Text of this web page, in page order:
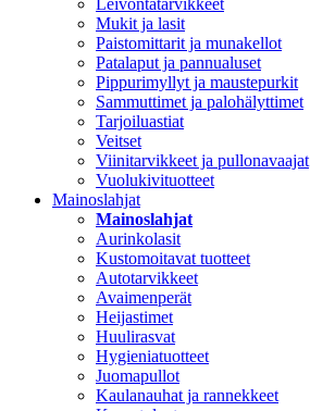
Leivontatarvikkeet
Mukit ja lasit
Paistomittarit ja munakellot
Patalaput ja pannualuset
Pippurimyllyt ja maustepurkit
Sammuttimet ja palohälyttimet
Tarjoiluastiat
Veitset
Viinitarvikkeet ja pullonavaajat
Vuolukivituotteet
Mainoslahjat
Mainoslahjat
Aurinkolasit
Kustomoitavat tuotteet
Autotarvikkeet
Avaimenperät
Heijastimet
Huulirasvat
Hygieniatuotteet
Juomapullot
Kaulanauhat ja rannekkeet